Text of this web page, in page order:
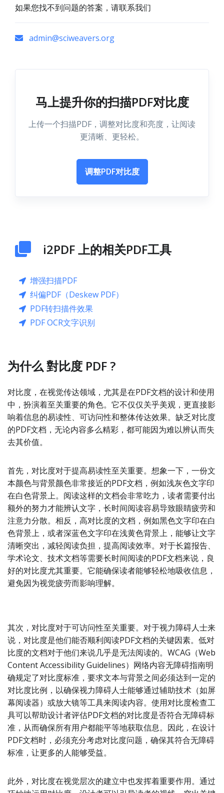
如果您找不到问题的答案，请联系我们
admin@sciweavers.org
马上提升你的扫描PDF对比度
上传一个扫描PDF，调整对比度和亮度，让阅读
更清晰、更轻松。
调整PDF对比度
i2PDF 上的相关PDF工具
增强扫描PDF
纠偏PDF（Deskew PDF）
PDF转扫描件效果
PDF OCR文字识别
为什么 對比度 PDF ?
对比度，在视觉传达领域，尤其是在PDF文档的设计和使用
中，扮演着至关重要的角色。它不仅仅关乎美观，更直接影
响着信息的易读性、可访问性和整体传达效果。缺乏对比度
的PDF文档，无论内容多么精彩，都可能因为难以辨认而失
去其价值。
首先，对比度对于提高易读性至关重要。想象一下，一份文
本颜色与背景颜色非常接近的PDF文档，例如浅灰色文字印
在白色背景上。阅读这样的文档会非常吃力，读者需要付出
额外的努力才能辨认文字，长时间阅读容易导致眼睛疲劳和
注意力分散。相反，高对比度的文档，例如黑色文字印在白
色背景上，或者深蓝色文字印在浅黄色背景上，能够让文字
清晰突出，减轻阅读负担，提高阅读效率。对于长篇报告、
学术论文、技术文档等需要长时间阅读的PDF文档来说，良
好的对比度尤其重要。它能确保读者能够轻松地吸收信息，
避免因为视觉疲劳而影响理解。
其次，对比度对于可访问性至关重要。对于视力障碍人士来
说，对比度是他们能否顺利阅读PDF文档的关键因素。低对
比度的文档对于他们来说几乎是无法阅读的。WCAG（Web
Content Accessibility Guidelines）网络内容无障碍指南明
确规定了对比度标准，要求文本与背景之间必须达到一定的
对比度比例，以确保视力障碍人士能够通过辅助技术（如屏
幕阅读器）或放大镜等工具来阅读内容。使用对比度检查工
具可以帮助设计者评估PDF文档的对比度是否符合无障碍标
准，从而确保所有用户都能平等地获取信息。因此，在设计
PDF文档时，必须充分考虑对比度问题，确保其符合无障碍
标准，让更多的人能够受益。
此外，对比度在视觉层次的建立中也发挥着重要作用。通过